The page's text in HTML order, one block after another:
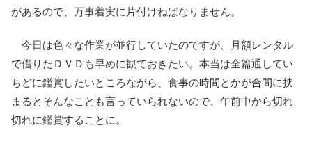
があるので、万事着実に片付けねばなりません。
今日は色々な作業が並行していたのですが、月額レンタル
で借りたＤＶＤも早めに観ておきたい。本当は全篇通してい
ちどに鑑賞したいところながら、食事の時間とかが合間に挟
まるとそんなことも言っていられないので、午前中から切れ
切れに鑑賞することに。